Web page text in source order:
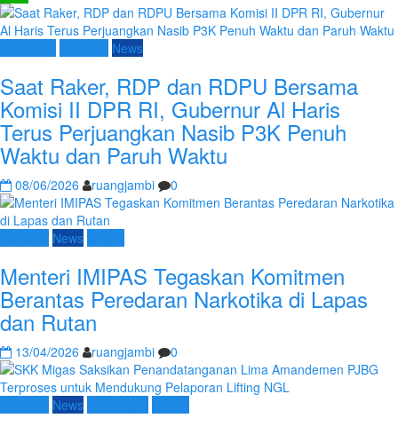
WhatsApp
News
Saat Raker, RDP dan RDPU Bersama
Komisi II DPR RI, Gubernur Al Haris
Terus Perjuangkan Nasib P3K Penuh
Waktu dan Paruh Waktu
08/06/2026 ruangjambi 0
News
Menteri IMIPAS Tegaskan Komitmen
Berantas Peredaran Narkotika di Lapas
dan Rutan
13/04/2026 ruangjambi 0
News